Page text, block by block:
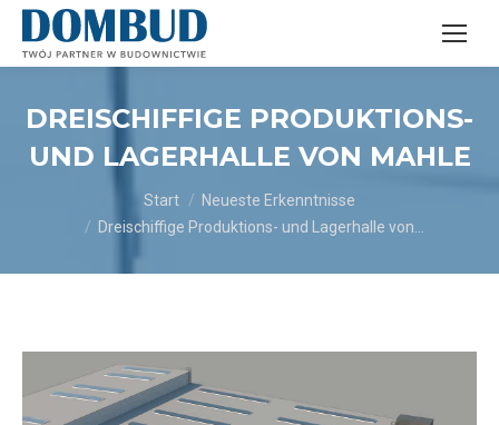
DREISCHIFFIGE PRODUKTIONS-
UND LAGERHALLE VON MAHLE
Sie befinden sich hier:
Start
Neueste Erkenntnisse
Dreischiffige Produktions- und Lagerhalle von…